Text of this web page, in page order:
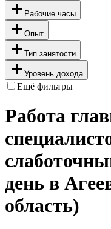
Рабочие часы
Опыт
Тип занятости
Уровень дохода
Ещё фильтры
Работа
день в
область)